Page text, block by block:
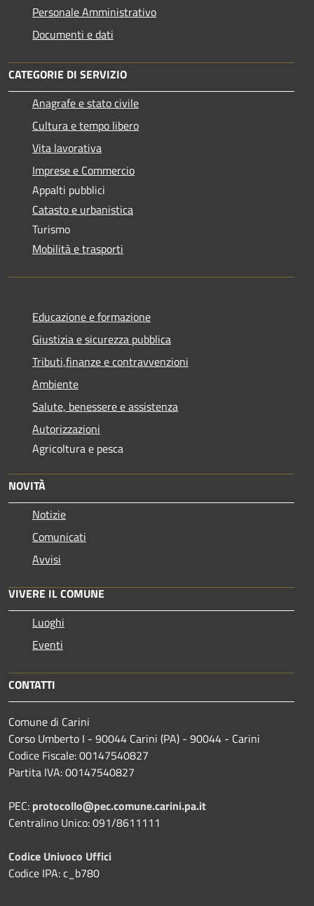
Personale Amministrativo
Documenti e dati
CATEGORIE DI SERVIZIO
Anagrafe e stato civile
Cultura e tempo libero
Vita lavorativa
Imprese e Commercio
Appalti pubblici
Catasto e urbanistica
Turismo
Mobilità e trasporti
Educazione e formazione
Giustizia e sicurezza pubblica
Tributi,finanze e contravvenzioni
Ambiente
Salute, benessere e assistenza
Autorizzazioni
Agricoltura e pesca
NOVITÀ
Notizie
Comunicati
Avvisi
VIVERE IL COMUNE
Luoghi
Eventi
CONTATTI
Comune di Carini
Corso Umberto I - 90044 Carini (PA) - 90044 - Carini
Codice Fiscale: 00147540827
Partita IVA: 00147540827
PEC: protocollo@pec.comune.carini.pa.it
Centralino Unico: 091/8611111
Codice Univoco Uffici
Codice IPA: c_b780